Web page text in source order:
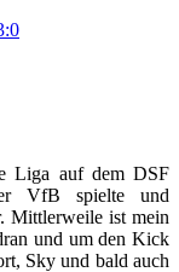
Liga auf dem DSF
VfB spielte und
Mittlerweile ist mein
und um den Kick
Sky und bald auch